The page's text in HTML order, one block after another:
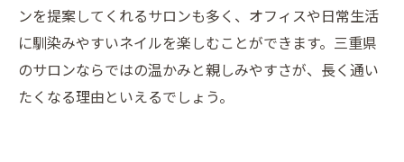
ンを提案してくれるサロンも多く、オフィスや日常生活
に馴染みやすいネイルを楽しむことができます。三重県
のサロンならではの温かみと親しみやすさが、長く通い
たくなる理由といえるでしょう。